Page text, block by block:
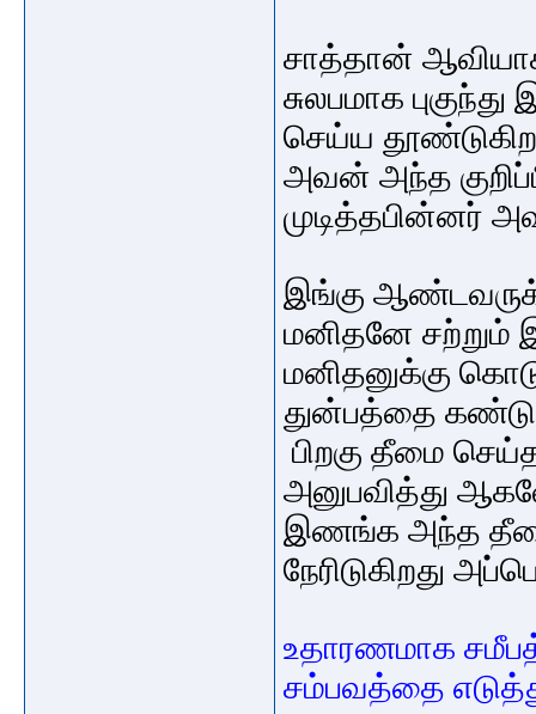
சாத்தான்
சுலபமாக
செய்ய
அவன் அந்த
முடித்தபின்னர்
இங்கு
மனிதனே
மனிதனுக்கு
துன்பத்தை கண்டு
பிறகு தீமை
அனுபவித்து
இணங்க அந்த
நேரிடுகிறது
உதாரணமாக
சம்பவத்தை